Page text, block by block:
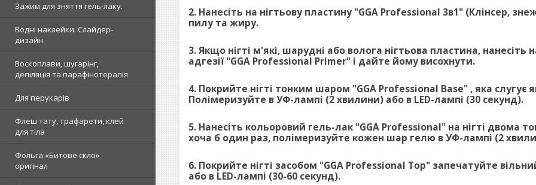
Зажим для зняття гель-лаку.
Водні наклейки. Слайдер-
дизайн
Воскоплави, шугарінг,
депіляція та парафінотерапія
Для перукарів
Флеш тату, трафарети, клей
для тіла
Фольга «Битове скло»
оригінал
2. Нанесіть на нігтьову пластину "GGA Professional 3в1" (Клінсер,
пилу та жиру.
3. Якщо нігті м'які, шарудні або волога нігтьова пластина,
адгезії "GGA Professional Primer" і дайте йому висохнути.
4. Покрийте нігті тонким шаром "GGA Professional Base" , яка слугує
Полімеризуйте в УФ-лампі (2 хвилини) або в LED-лампі (30 секунд).
5. Нанесіть кольоровий гель-лак "GGA Professional" на нігті двома
хоча б один раз, полімеризуйте кожен шар гелю в УФ-лампі (2
6. Покрийте нігті засобом "GGA Professional Top" запечатуйте
або в LED-лампі (30-60 секунд).